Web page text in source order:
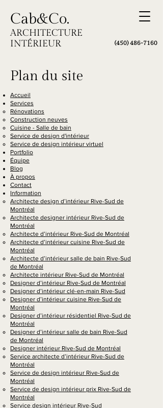
Cab&Co.
ARCHITECTURE
INTÉRIEUR
(450) 486-7160
Plan du site
Accueil
Services
Rénovations
Construction neuves
Cuisine - Salle de bain
Service de design d'intérieur
Service de design intérieur virtuel
Portfolio
Équipe
Blog
À propos
Contact
Information
Architecte design d’intérieur Rive-Sud de
Montréal​
Architecte designer intérieur Rive-Sud de
Montréal
Architecte d’intérieur Rive-Sud de Montréal
Architecte d’intérieur cuisine Rive-Sud de
Montréal
Architecte d’intérieur salle de bain Rive-Sud
de Montréal
Architecte intérieur Rive-Sud de Montréal
Designer d’intérieur Rive-Sud de Montréal
Designer d’intérieur clé-en-main Rive-Sud
Designer d’intérieur cuisine Rive-Sud de
Montréal
Designer d’intérieur résidentiel Rive-Sud de
Montréal
Designer d’intérieur salle de bain Rive-Sud
de Montréal
Designer intérieur Rive-Sud de Montréal
Service architecte d’intérieur Rive-Sud de
Montréal
Service de design intérieur Rive-Sud de
Montréal
Service de design intérieur prix Rive-Sud de
Montréal
Service design intérieur Rive-Sud